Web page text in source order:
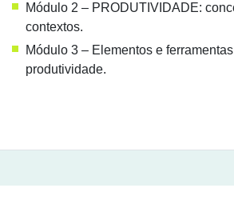
Módulo 2 – PRODUTIVIDADE:
contextos.
Módulo 3 – Elementos e
produtividade.